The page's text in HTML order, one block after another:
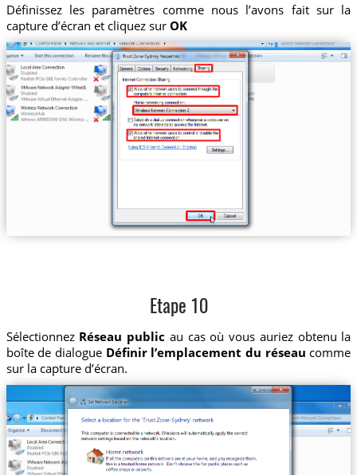
Définissez les paramètres comme nous l’avons fait sur la
capture d’écran et cliquez sur OK
Etape 10
Sélectionnez Réseau public au cas où vous auriez obtenu la
boîte de dialogue Définir l’emplacement du réseau comme
sur la capture d’écran.